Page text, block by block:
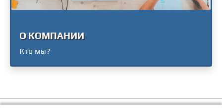
О КОМПАНИИ
Кто мы?